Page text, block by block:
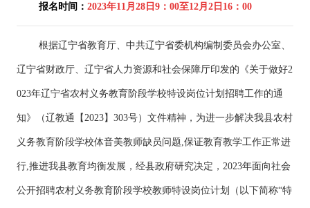
报名时间： 2023年11月28日9：00至12月2日16：00
根据辽宁省教育厅、中共辽宁省委机构编制委员会办公室、
辽宁省财政厅、辽宁省人力资源和社会保障厅印发的《关于做好2
023年辽宁省农村义务教育阶段学校特设岗位计划招聘工作的通
知》（辽教通【2023】303号）文件精神，为进一步解决我县农村
义务教育阶段学校体音美教师缺员问题,保证教育教学工作正常进
行,推进我县教育均衡发展，经县政府研究决定，2023年面向社会
公开招聘农村义务教育阶段学校教师特设岗位计划（以下简称“特